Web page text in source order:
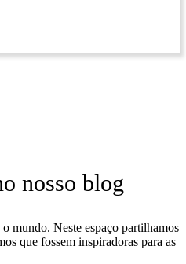
nosso blog
mundo. Neste espaço partilhamos
que fossem inspiradoras para as